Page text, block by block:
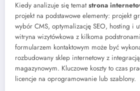
Kiedy analizuje się tematstrona
projekt na podstawowe elementy: projekt
wybór CMS, optymalizację SEO, hosting i
witryna wizytówkowa z kilkoma
formularzem kontaktowym może być
rozbudowany sklep internetowy z
magazynowym. Kluczowe koszty to czas
licencje na oprogramowanie lub szablony.